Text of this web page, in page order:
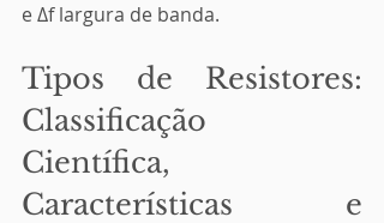
e Δf largura de banda.
Tipos de Resistores:
Classificação
Científica,
Características e